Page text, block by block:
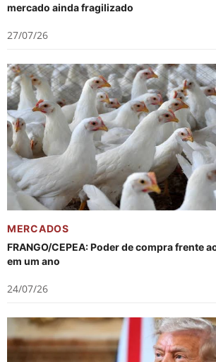
mercado ainda fragilizado
27/07/26
MERCADOS
FRANGO/CEPEA: Poder de compra frente
em um ano
24/07/26